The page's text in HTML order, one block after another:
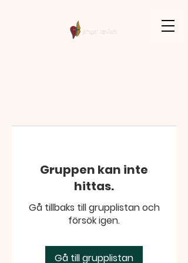
Gruppen kan inte
hittas.
Gå tillbaks till grupplistan och
försök igen.
Gå till grupplistan